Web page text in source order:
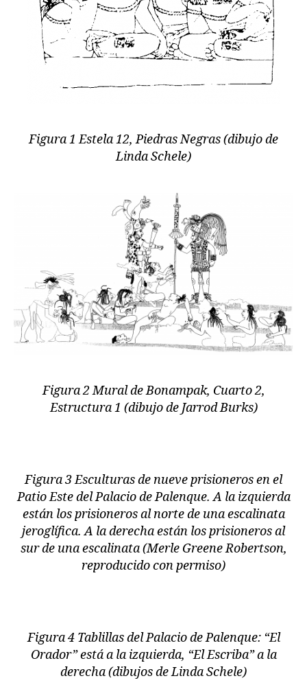
Figura 1 Estela 12, Piedras Negras (dibujo de
Linda Schele)
Figura 2 Mural de Bonampak, Cuarto 2,
Estructura 1 (dibujo de Jarrod Burks)
Figura 3 Esculturas de nueve prisioneros en el
Patio Este del Palacio de Palenque. A la izquierda
están los prisioneros al norte de una escalinata
jeroglífica. A la derecha están los prisioneros al
sur de una escalinata (Merle Greene Robertson,
reproducido con permiso)
Figura 4 Tablillas del Palacio de Palenque: “El
Orador” está a la izquierda, “El Escriba” a la
derecha (dibujos de Linda Schele)